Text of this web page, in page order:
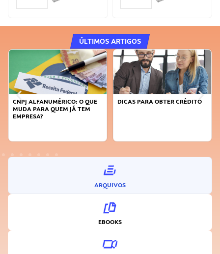
ÚLTIMOS ARTIGOS
CNPJ ALFANUMÉRICO: O QUE
MUDA PARA QUEM JÁ TEM
EMPRESA?
DICAS PARA OBTER CRÉDITO
ARQUIVOS
EBOOKS